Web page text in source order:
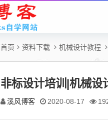
首页 资料下载 机械设计教程
非标设计培训|机械设
溪风博客 2020-08-17